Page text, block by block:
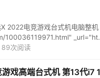
2022电竞游戏台式机电脑整
100036119971.html"
次阅读
戏高端台式机 第13代